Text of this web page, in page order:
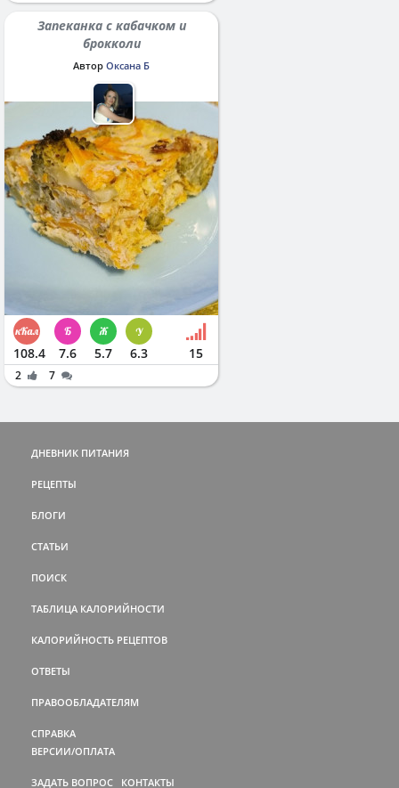
Запеканка с кабачком и
брокколи
Автор Оксана Б
108.4 7.6 5.7 6.3 15
2 7
ДНЕВНИК ПИТАНИЯ
РЕЦЕПТЫ
БЛОГИ
СТАТЬИ
ПОИСК
ТАБЛИЦА КАЛОРИЙНОСТИ
КАЛОРИЙНОСТЬ РЕЦЕПТОВ
ОТВЕТЫ
ПРАВООБЛАДАТЕЛЯМ
СПРАВКА
ВЕРСИИ/ОПЛАТА
ЗАДАТЬ ВОПРОС КОНТАКТЫ